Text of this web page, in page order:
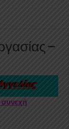
αυτόματων
–
συνεχή